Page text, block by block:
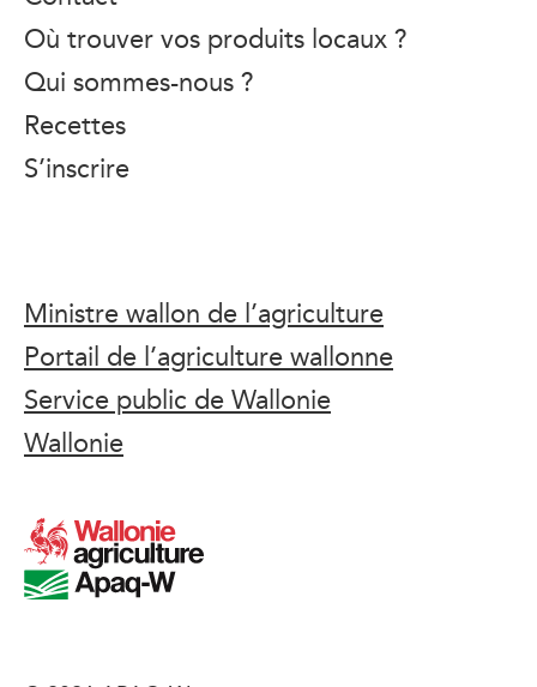
Où trouver vos produits locaux ?
Qui sommes-nous ?
Recettes
S’inscrire
Ministre wallon de l’agriculture
Portail de l’agriculture wallonne
Service public de Wallonie
Wallonie